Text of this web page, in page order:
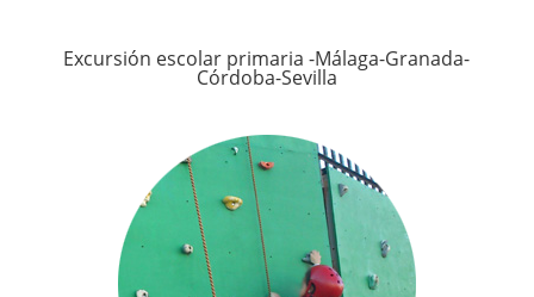
Excursión escolar primaria -Málaga-Granada-
Córdoba-Sevilla